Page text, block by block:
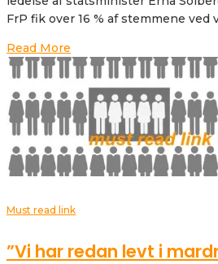
FrP fik over 16 % af stemmene ved
Read More
Must read link
”Vi har redan levt i